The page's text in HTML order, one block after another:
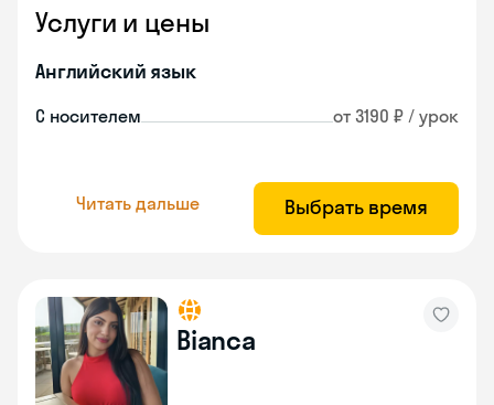
Услуги и цены
Английский язык
С носителем от 3190 ₽ / урок
Читать дальше Выбрать время
Bianca